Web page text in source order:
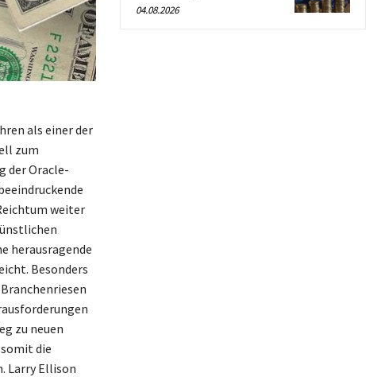
als einer der
zum
der Oracle-
weiter
herausragende
Besonders
zu neuen
die
Larry Ellison
04.08.2026